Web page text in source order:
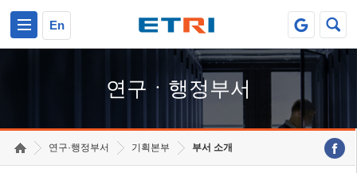
En
연구ㆍ행정부서
연구·행정부서 기획본부 부서 소개